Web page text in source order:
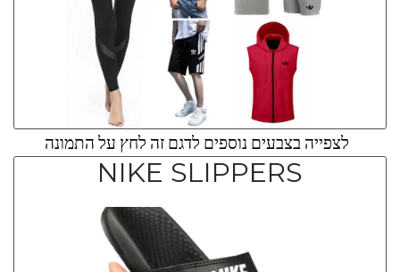
לצפייה בצבעים נוספים לדגם זה לחץ על התמונה
NIKE SLIPPERS